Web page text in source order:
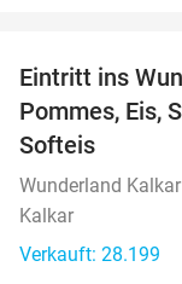
Eintritt ins
Pommes, Eis,
Softeis
Wunderland Kalkar
Kalkar
Verkauft: 28.199